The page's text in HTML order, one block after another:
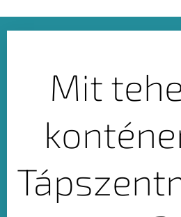
Mit